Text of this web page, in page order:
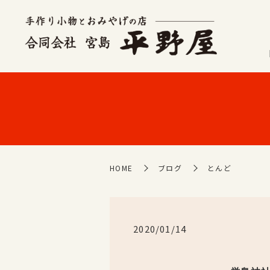
HOME ブログ とんど
2020/01/14